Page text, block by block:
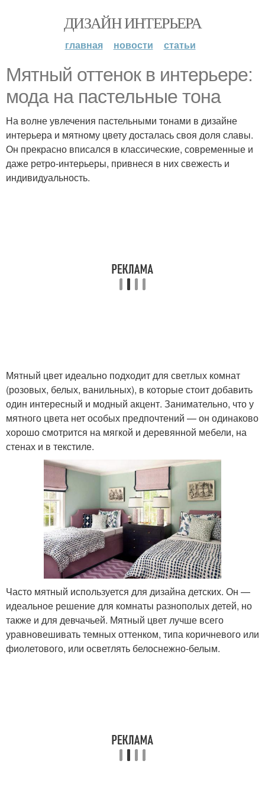
ДИЗАЙН ИНТЕРЬЕРА
главная новости статьи
Мятный оттенок в интерьере:
мода на пастельные тона
На волне увлечения пастельными тонами в дизайне
интерьера и мятному цвету досталась своя доля славы.
Он прекрасно вписался в классические, современные и
даже ретро-интерьеры, привнеся в них свежесть и
индивидуальность.
Мятный цвет идеально подходит для светлых комнат
(розовых, белых, ванильных), в которые стоит добавить
один интересный и модный акцент. Занимательно, что у
мятного цвета нет особых предпочтений — он одинаково
хорошо смотрится на мягкой и деревянной мебели, на
стенах и в текстиле.
Часто мятный используется для дизайна детских. Он —
идеальное решение для комнаты разнополых детей, но
также и для девчачьей. Мятный цвет лучше всего
уравновешивать темных оттенком, типа коричневого или
фиолетового, или осветлять белоснежно-белым.